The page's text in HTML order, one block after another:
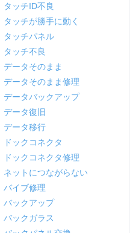
タッチID不良
タッチが勝手に動く
タッチパネル
タッチ不良
データそのまま
データそのまま修理
データバックアップ
データ復旧
データ移行
ドックコネクタ
ドックコネクタ修理
ネットにつながらない
バイブ修理
バックアップ
バックガラス